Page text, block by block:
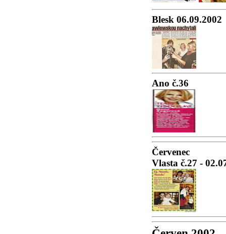
Blesk 06.09.2002
Ano č.36
Červenec
Vlasta č.27 -